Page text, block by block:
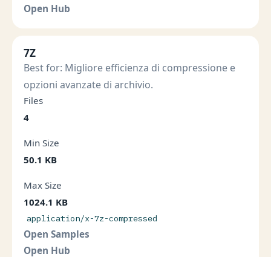
Open Hub
7Z
Best for: Migliore efficienza di compressione e
opzioni avanzate di archivio.
Files
4
Min Size
50.1 KB
Max Size
1024.1 KB
application/x-7z-compressed
Open Samples
Open Hub